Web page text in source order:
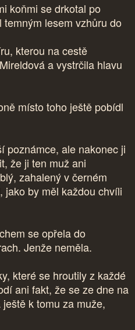
koňmi se drkotal po
lesem vzhůru do
kterou na cestě
a vystrčila hlavu
místo toho ještě pobídl
poznámce, ale nakonec ji
že ji ten muž ani
zahalený v černém
jako by měl každou chvíli
se opřela do
Jenže neměla.
které se hroutily z každé
ani fakt, že se ze dne na
k tomu za muže,